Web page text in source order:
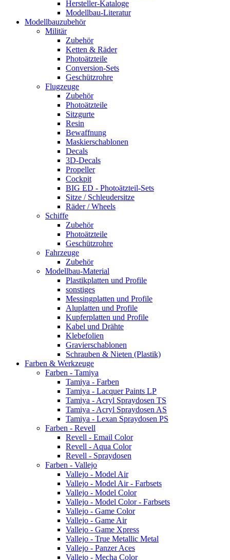
Hersteller-Kataloge
Modellbau-Literatur
Modellbauzubehör
Militär
Zubehör
Ketten & Räder
Photoätzteile
Conversion-Sets
Geschützrohre
Flugzeuge
Zubehör
Photoätzteile
Sitzgurte
Resin
Bewaffnung
Maskierschablonen
Decals
3D-Decals
Propeller
Cockpit
BIG ED - Photoätzteil-Sets
Sitze / Schleudersitze
Räder / Wheels
Schiffe
Zubehör
Photoätzteile
Geschützrohre
Fahrzeuge
Zubehör
Modellbau-Material
Plastikplatten und Profile
sonstiges
Messingplatten und Profile
Aluplatten und Profile
Kupferplatten und Profile
Kabel und Drähte
Klebefolien
Gravierschablonen
Schrauben & Nieten (Plastik)
Farben & Werkzeuge
Farben - Tamiya
Tamiya - Farben
Tamiya - Lacquer Paints LP
Tamiya - Acryl Spraydosen TS
Tamiya - Acryl Spraydosen AS
Tamiya - Lexan Spraydosen PS
Farben - Revell
Revell - Email Color
Revell - Aqua Color
Revell - Spraydosen
Farben - Vallejo
Vallejo - Model Air
Vallejo - Model Air - Farbsets
Vallejo - Model Color
Vallejo - Model Color - Farbsets
Vallejo - Game Color
Vallejo - Game Air
Vallejo - Game Xpress
Vallejo - True Metallic Metal
Vallejo - Panzer Aces
Vallejo - Mecha Color